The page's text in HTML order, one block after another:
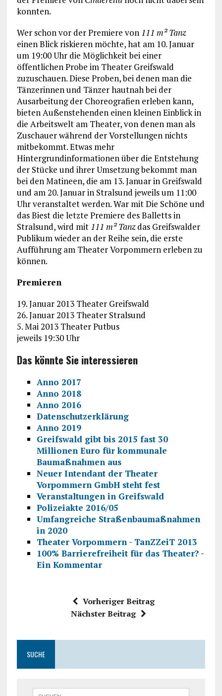
konnten.
Wer schon vor der Premiere von 111 m² Tanz
einen Blick riskieren möchte, hat am 10. Januar
um 19:00 Uhr die Möglichkeit bei einer
öffentlichen Probe im Theater Greifswald
zuzuschauen. Diese Proben, bei denen man die
Tänzerinnen und Tänzer hautnah bei der
Ausarbeitung der Choreografien erleben kann,
bieten Außenstehenden einen kleinen Einblick in
die Arbeitswelt am Theater, von denen man als
Zuschauer während der Vorstellungen nichts
mitbekommt. Etwas mehr
Hintergrundinformationen über die Entstehung
der Stücke und ihrer Umsetzung bekommt man
bei den Matineen, die am 13. Januar in Greifswald
und am 20. Januar in Stralsund jeweils um 11:00
Uhr veranstaltet werden. War mit Die Schöne und
das Biest die letzte Premiere des Balletts in
Stralsund, wird mit 111 m² Tanzdas Greifswalder
Publikum wieder an der Reihe sein, die erste
Aufführung am Theater Vorpommern erleben zu
können.
Premieren
19. Januar 2013 Theater Greifswald
26. Januar 2013 Theater Stralsund
5. Mai 2013 Theater Putbus
jeweils 19:30 Uhr
Das könnte Sie interessieren
Anno 2017
Anno 2018
Anno 2016
Datenschutzerklärung
Anno 2019
Greifswald gibt bis 2015 fast 30
Millionen Euro für kommunale
Baumaßnahmen aus
Neuer Intendant der Theater
Vorpommern GmbH steht fest
Veranstaltungen in Greifswald
Polizeiakte 2016/05
Umfangreiche Straßenbaumaßnahmen
in 2020
Theater Vorpommern - TanZZeiT 2013
100% Barrierefreiheit für das Theater? -
Ein Kommentar
Vorheriger Beitrag
Nächster Beitrag
SUCHE